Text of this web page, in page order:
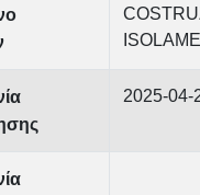
2025-04-